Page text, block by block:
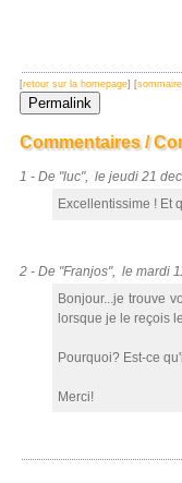
[retour sur la homepage] [
Commentaires /
1 - De "luc", le jeudi 21
Excellentissime ! Et
2 - De "Franjos", le mardi
Bonjour...je trouve
lorsque je le reçois
Pourquoi? Est-ce
Merci!